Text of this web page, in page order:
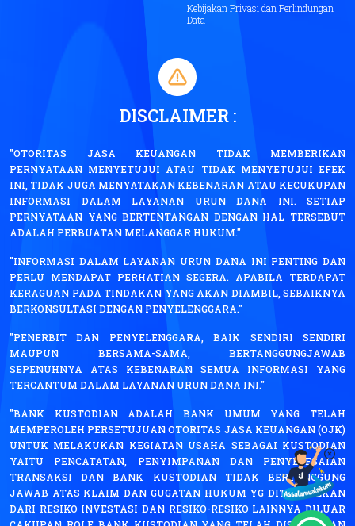
Kebijakan Privasi dan Perlindungan
Data
DISCLAIMER :
"OTORITAS JASA KEUANGAN TIDAK MEMBERIKAN
PERNYATAAN MENYETUJUI ATAU TIDAK MENYETUJUI EFEK
INI, TIDAK JUGA MENYATAKAN KEBENARAN ATAU KECUKUPAN
INFORMASI DALAM LAYANAN URUN DANA INI. SETIAP
PERNYATAAN YANG BERTENTANGAN DENGAN HAL TERSEBUT
ADALAH PERBUATAN MELANGGAR HUKUM."
"INFORMASI DALAM LAYANAN URUN DANA INI PENTING DAN
PERLU MENDAPAT PERHATIAN SEGERA. APABILA TERDAPAT
KERAGUAN PADA TINDAKAN YANG AKAN DIAMBIL, SEBAIKNYA
BERKONSULTASI DENGAN PENYELENGGARA."
"PENERBIT DAN PENYELENGGARA, BAIK SENDIRI SENDIRI
MAUPUN BERSAMA-SAMA, BERTANGGUNGJAWAB
SEPENUHNYA ATAS KEBENARAN SEMUA INFORMASI YANG
TERCANTUM DALAM LAYANAN URUN DANA INI."
"BANK KUSTODIAN ADALAH BANK UMUM YANG TELAH
MEMPEROLEH PERSETUJUAN OTORITAS JASA KEUANGAN (OJK)
UNTUK MELAKUKAN KEGIATAN USAHA SEBAGAI KUSTODIAN
YAITU PENCATATAN, PENYIMPANAN DAN PENYELESAIAN
TRANSAKSI DAN BANK KUSTODIAN TIDAK BERTANGGUNG
JAWAB ATAS KLAIM DAN GUGATAN HUKUM YG DITIMBULKAN
DARI RESIKO INVESTASI DAN RESIKO-RESIKO LAINNYA DILUAR